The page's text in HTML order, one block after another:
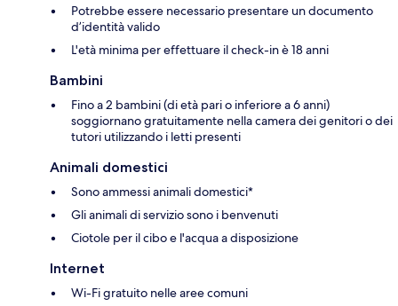
Potrebbe essere necessario presentare un documento
d’identità valido
L'età minima per effettuare il check-in è 18 anni
Bambini
Fino a 2 bambini (di età pari o inferiore a 6 anni)
soggiornano gratuitamente nella camera dei genitori o dei
tutori utilizzando i letti presenti
Animali domestici
Sono ammessi animali domestici*
Gli animali di servizio sono i benvenuti
Ciotole per il cibo e l'acqua a disposizione
Internet
Wi-Fi gratuito nelle aree comuni